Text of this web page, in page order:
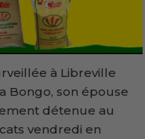
à Libreville
Bongo, son épouse
détenue au
vendredi en